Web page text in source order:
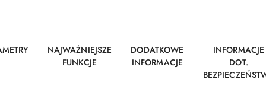
NAJWAŻNIEJSZE
FUNKCJE
DODATKOWE
INFORMACJE
INFORMACJE
DOT.